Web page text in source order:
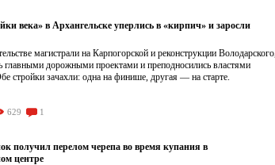
века» в Архангельске уперлись в «кирпич» и заросли
магистрали на Карпогорской и реконструкции Володарского,
главными дорожными проектами и преподносились властями
стройки зачахли: одна на финише, другая — на старте.
629 1
получил перелом черепа во время купания в
центре